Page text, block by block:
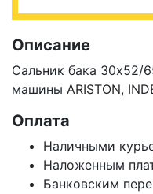
Описание
Сальник бака 30x52/
машины ARISTON,
Оплата
Наличными
Наложенным
Банковским